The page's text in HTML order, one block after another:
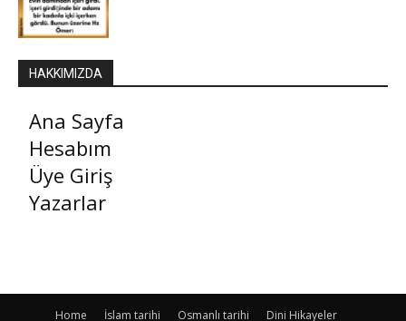
HAKKIMIZDA
Ana Sayfa
Hesabım
Üye Giriş
Yazarlar
Home İslam tarihi Osmanlı tarihi Dini Hikayeler